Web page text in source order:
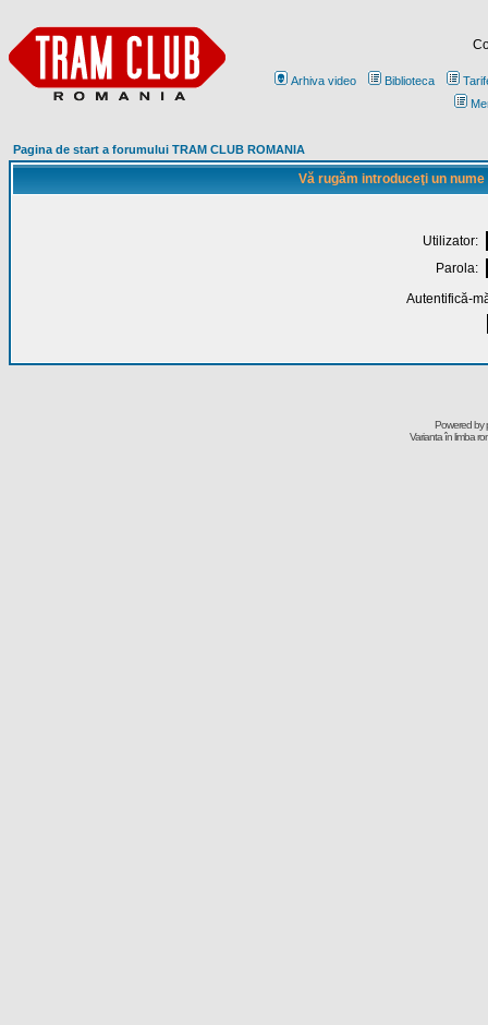
Arhiva video Biblioteca
Pagina de start a forumului TRAM CLUB ROMANIA
Vă rugăm introduceţi un
Utilizator:
Parola:
Autentifică-
Powered by
Varianta în limba